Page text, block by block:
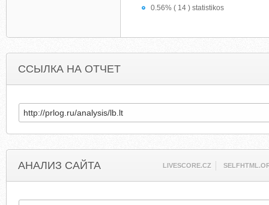
0.56% ( 14 ) statistikos
ССЫЛКА НА ОТЧЕТ
АНАЛИЗ САЙТА LIVESCORE.CZ